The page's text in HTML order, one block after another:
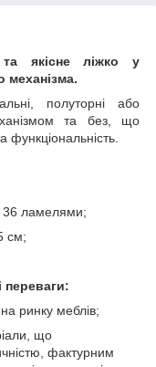
якiсне ліжко у
механізма.
полуторні або
та без, що
функціональність.
36 ламелями;
см;
переваги:
ринку меблів;
що
фактурним